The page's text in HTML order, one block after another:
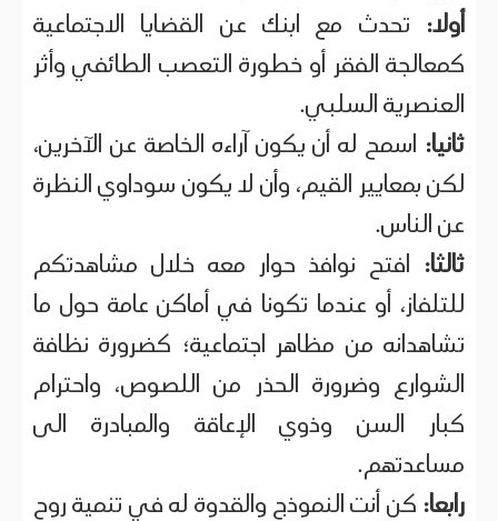
أولا: تحدث مع ابنك عن القضايا الاجتماعية
كمعالجة الفقر أو خطورة التعصب الطائفي وأثر
العنصرية السلبي.
ثانيا: اسمح له أن يكون آراءه الخاصة عن الآخرين،
لكن بمعايير القيم، وأن لا يكون سوداوي النظرة
عن الناس.
ثالثا: افتح نوافذ حوار معه خلال مشاهدتكم
للتلفاز، أو عندما تكونا في أماكن عامة حول ما
تشاهدانه من مظاهر اجتماعية؛ كضرورة نظافة
الشوارع وضرورة الحذر من اللصوص، واحترام
كبار السن وذوي الإعاقة والمبادرة الى
مساعدتهم.
رابعا: كن أنت النموذج والقدوة له في تنمية روح